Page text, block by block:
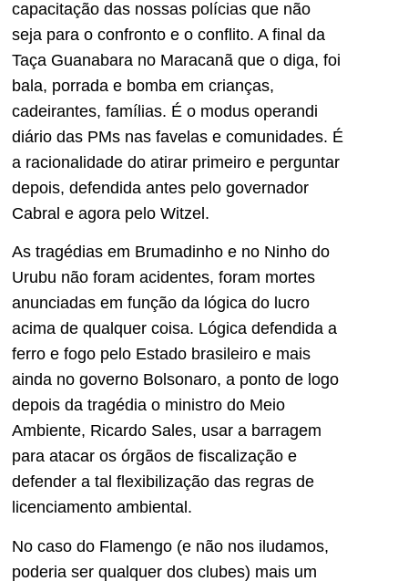
capacitação das nossas polícias que não
seja para o confronto e o conflito. A final da
Taça Guanabara no Maracanã que o diga, foi
bala, porrada e bomba em crianças,
cadeirantes, famílias. É o modus operandi
diário das PMs nas favelas e comunidades. É
a racionalidade do atirar primeiro e perguntar
depois, defendida antes pelo governador
Cabral e agora pelo Witzel.
As tragédias em Brumadinho e no Ninho do
Urubu não foram acidentes, foram mortes
anunciadas em função da lógica do lucro
acima de qualquer coisa. Lógica defendida a
ferro e fogo pelo Estado brasileiro e mais
ainda no governo Bolsonaro, a ponto de logo
depois da tragédia o ministro do Meio
Ambiente, Ricardo Sales, usar a barragem
para atacar os órgãos de fiscalização e
defender a tal flexibilização das regras de
licenciamento ambiental.
No caso do Flamengo (e não nos iludamos,
poderia ser qualquer dos clubes) mais um